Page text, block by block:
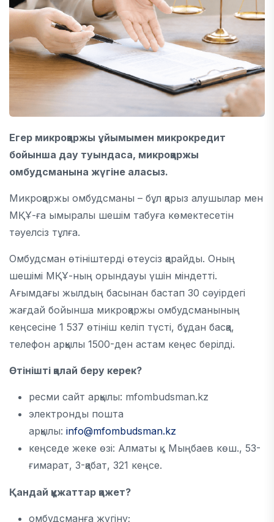
Егер микроқаржы ұйымымен микрокредит
бойынша дау туындаса, микроқаржы
омбудсманына жүгіне аласыз.
Микроқаржы омбудсманы – бұл қарыз алушылар мен
МҚҰ-ға ымыралы шешім табуға көмектесетін
тәуелсіз тұлға.
Омбудсман өтiнiштердi өтеусiз қарайды. Оның
шешімі МҚҰ-ның орындауы үшін міндетті.
Ағымдағы жылдың басынан бастап 30 сәуірдегі
жағдай бойынша микроқаржы омбудсманының
кеңсесіне 1 537 өтініш келіп түсті, бұдан басқа,
телефон арқылы 1500-ден астам кеңес берілді.
Өтінішті қалай беру керек?
ресми сайт арқылы: mfombudsman.kz
электронды пошта
арқылы: info@mfombudsman.kz
кеңседе жеке өзі: Алматы қ., Мыңбаев көш., 53-
ғимарат, 3-қабат, 321 кеңсе.
Қандай құжаттар қажет?
омбудсманға жүгіну;